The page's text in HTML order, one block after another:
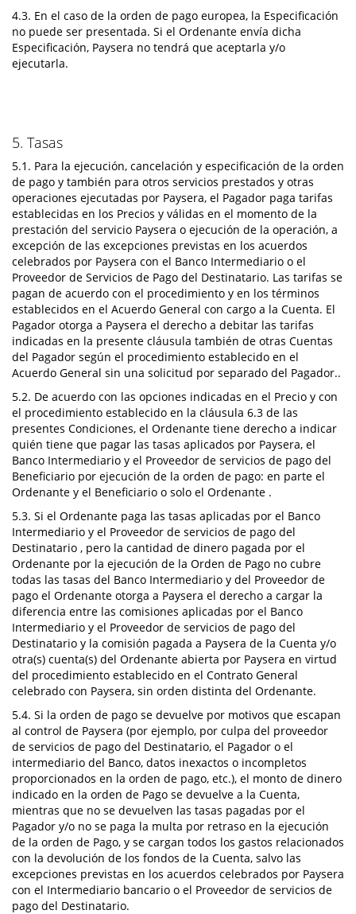
4.3. En el caso de la orden de pago europea, la Especificación
no puede ser presentada. Si el Ordenante envía dicha
Especificación, Paysera no tendrá que aceptarla y/o
ejecutarla.
5. Tasas
5.1. Para la ejecución, cancelación y especificación de la orden
de pago y también para otros servicios prestados y otras
operaciones ejecutadas por Paysera, el Pagador paga tarifas
establecidas en los Precios y válidas en el momento de la
prestación del servicio Paysera o ejecución de la operación, a
excepción de las excepciones previstas en los acuerdos
celebrados por Paysera con el Banco Intermediario o el
Proveedor de Servicios de Pago del Destinatario. Las tarifas se
pagan de acuerdo con el procedimiento y en los términos
establecidos en el Acuerdo General con cargo a la Cuenta. El
Pagador otorga a Paysera el derecho a debitar las tarifas
indicadas en la presente cláusula también de otras Cuentas
del Pagador según el procedimiento establecido en el
Acuerdo General sin una solicitud por separado del Pagador..
5.2. De acuerdo con las opciones indicadas en el Precio y con
el procedimiento establecido en la cláusula 6.3 de las
presentes Condiciones, el Ordenante tiene derecho a indicar
quién tiene que pagar las tasas aplicados por Paysera, el
Banco Intermediario y el Proveedor de servicios de pago del
Beneficiario por ejecución de la orden de pago: en parte el
Ordenante y el Beneficiario o solo el Ordenante .
5.3. Si el Ordenante paga las tasas aplicadas por el Banco
Intermediario y el Proveedor de servicios de pago del
Destinatario , pero la cantidad de dinero pagada por el
Ordenante por la ejecución de la Orden de Pago no cubre
todas las tasas del Banco Intermediario y del Proveedor de
pago el Ordenante otorga a Paysera el derecho a cargar la
diferencia entre las comisiones aplicadas por el Banco
Intermediario y el Proveedor de servicios de pago del
Destinatario y la comisión pagada a Paysera de la Cuenta y/o
otra(s) cuenta(s) del Ordenante abierta por Paysera en virtud
del procedimiento establecido en el Contrato General
celebrado con Paysera, sin orden distinta del Ordenante.
5.4. Si la orden de pago se devuelve por motivos que escapan
al control de Paysera (por ejemplo, por culpa del proveedor
de servicios de pago del Destinatario, el Pagador o el
intermediario del Banco, datos inexactos o incompletos
proporcionados en la orden de pago, etc.), el monto de dinero
indicado en la orden de Pago se devuelve a la Cuenta,
mientras que no se devuelven las tasas pagadas por el
Pagador y/o no se paga la multa por retraso en la ejecución
de la orden de Pago, y se cargan todos los gastos relacionados
con la devolución de los fondos de la Cuenta, salvo las
excepciones previstas en los acuerdos celebrados por Paysera
con el Intermediario bancario o el Proveedor de servicios de
pago del Destinatario.